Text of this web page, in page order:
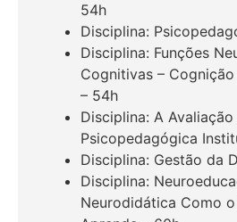
54h
Disciplina:
Disciplina: Funções
Cognitivas –
– 54h
Disciplina: A
Psicopedagógica
Disciplina: Gestão da
Disciplina:
Neurodidática Como